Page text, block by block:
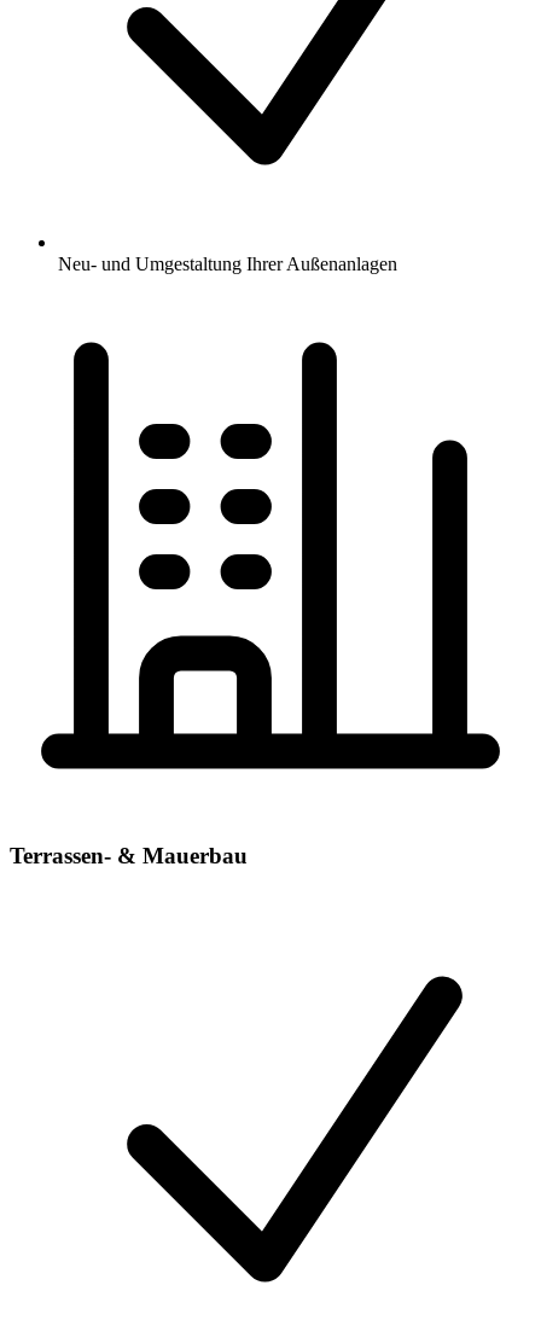
Neu- und Umgestaltung Ihrer Außenanlagen
Terrassen- & Mauerbau